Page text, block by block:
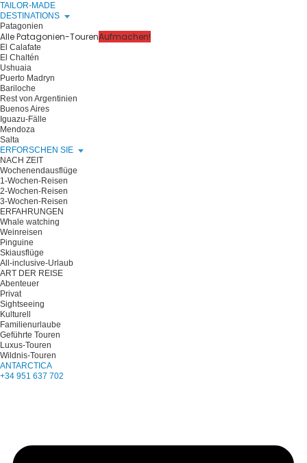
TAILOR-MADE
DESTINATIONS
Patagonien
Alle Patagonien-TourenAufmachen!
El Calafate
El Chaltén
Ushuaia
Puerto Madryn
Bariloche
Rest von Argentinien
Buenos Aires
Iguazu-Fälle
Mendoza
Salta
ERFORSCHEN SIE
NACH ZEIT
Wochenendausflüge
1-Wochen-Reisen
2-Wochen-Reisen
3-Wochen-Reisen
ERFAHRUNGEN
Whale watching
Weinreisen
Pinguine
Skiausflüge
All-inclusive-Urlaub
ART DER REISE
Abenteuer
Privat
Sightseeing
Kulturell
Familienurlaube
Geführte Touren
Luxus-Touren
Wildnis-Touren
ANTARCTICA
+34 951 637 702